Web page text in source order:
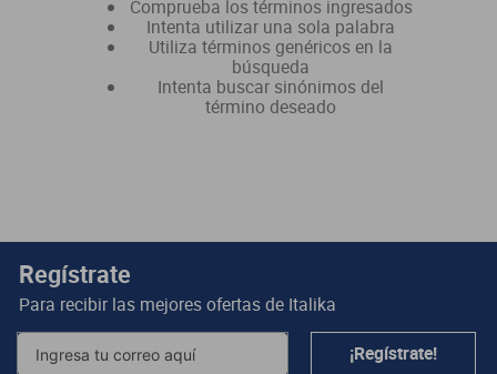
Comprueba los términos ingresados
Intenta utilizar una sola palabra
Utiliza términos genéricos en la
búsqueda
Intenta buscar sinónimos del
término deseado
Regístrate
Para recibir las mejores ofertas de Italika
¡Regístrate!